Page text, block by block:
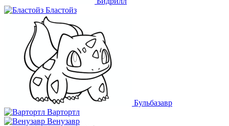
Бластойз
Бульбазавр
Вартортл
Венузавр